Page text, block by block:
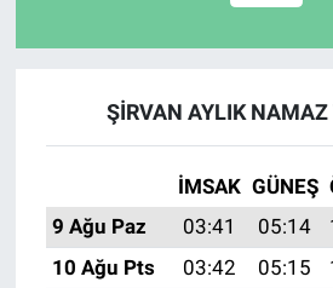
ŞIRVAN AYLIK NAMAZ
İMSAK GÜNEŞ
9 Ağu Paz
03:41 05:14
10 Ağu Pts
03:42 05:15